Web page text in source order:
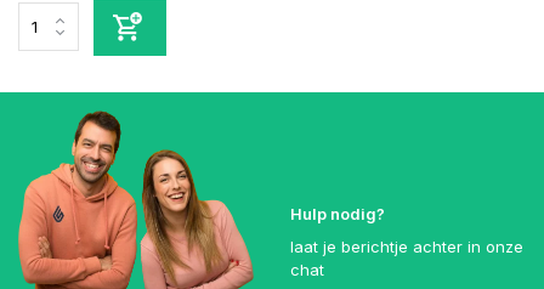
Hulp nodig?
laat je berichtje achter in onze
chat